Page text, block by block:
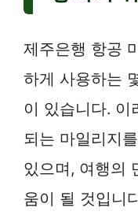
제주은행 항공
하게 사용하는
이 있습니다. 이
되는 마일리지
있으며, 여행의
움이 될 것입니